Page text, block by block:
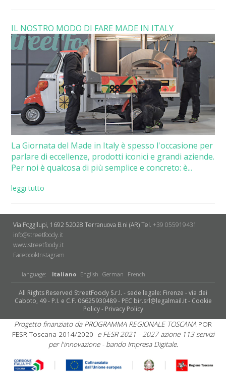
IL NOSTRO MODO DI FARE MADE IN ITALY
La Giornata del Made in Italy è spesso l'occasione per
parlare di eccellenze, prodotti iconici e grandi aziende.
Per noi è qualcosa di più semplice e concreto: è...
leggi tutto
Via Poggilupi, 1692 52028 Terranuova B.ni (AR)Tel. +39 055919431
info@streetfoody.it
www.streetfoody.it
Facebook​Instagram
language: Italiano English German French
All Rights Reserved StreetFoody S.r.l. - sede legale: Firenze - via dei
Caboto, 49 - P.I. e C.F. 06625930489 - PEC bir.srl@legalmail.it - Cookie
Policy- Privacy Policy
Progetto finanziato da PROGRAMMA REGIONALE TOSCANA POR
FESR Toscana 2014/2020 e FESR 2021 - 2027 azione 113 servizi
per l'innovazione - bando Impresa Digitale.